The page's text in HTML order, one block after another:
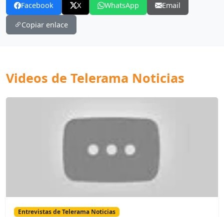
Facebook X WhatsApp Email
Copiar enlace
Videos de Telerama Noticias
Entrevistas de Telerama Noticias